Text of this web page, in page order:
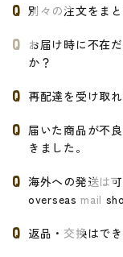
別々の注文をま
お届け時に不在
か？
再配達を受け取れ
届いた商品が不
きました。
海外への発送は
overseas mail
返品・交換はで